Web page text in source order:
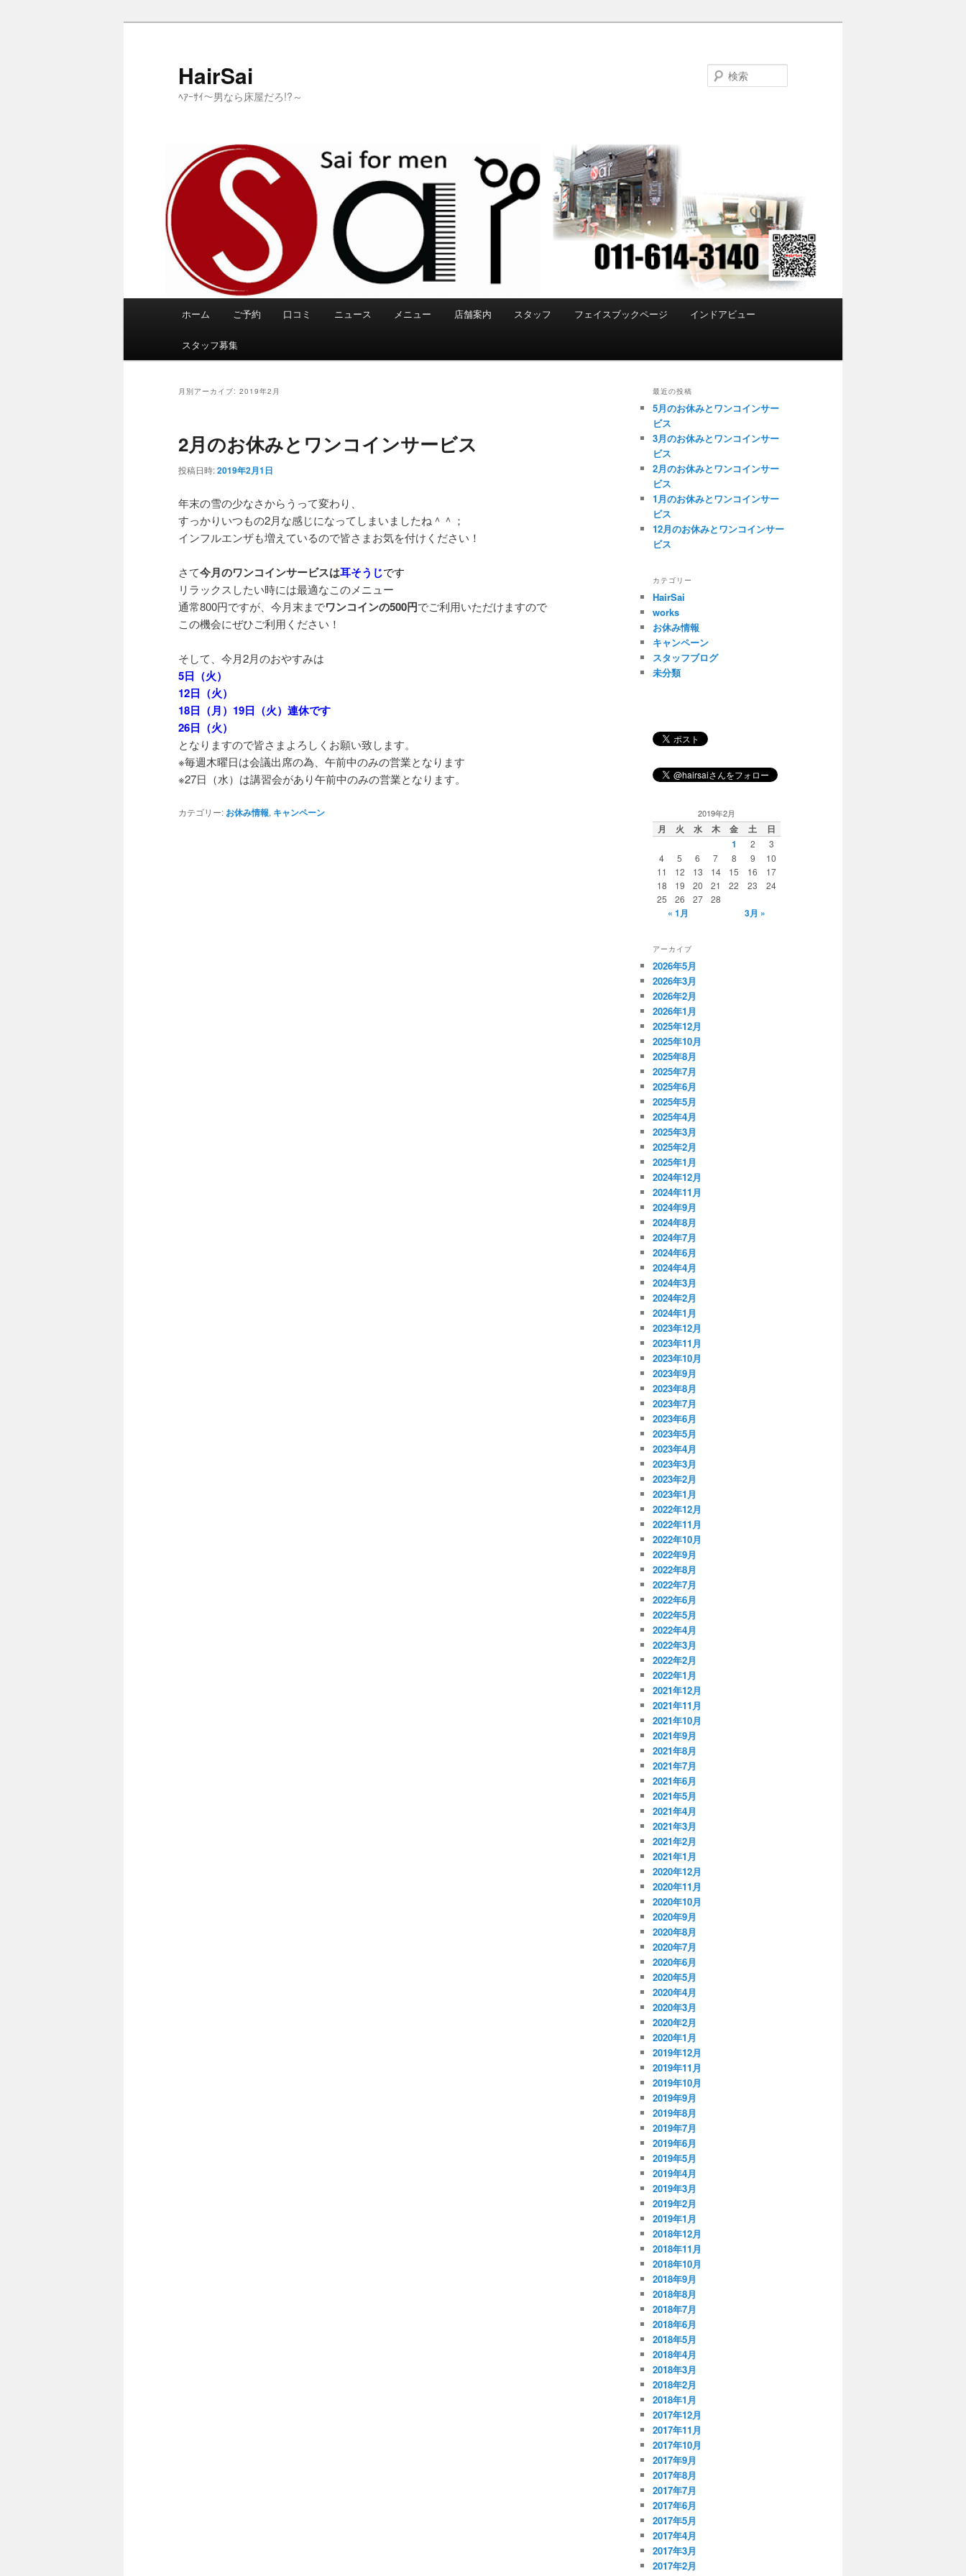
HairSai
ﾍｱｰｻｲ～男なら床屋だろ!?～
メ
ホーム ご予約 口コミ ニュース メニュー 店舗案内 スタッフ フェイスブックページ インドアビュー
スタッフ募集
月別アーカイブ: 2019年2月
2月のお休みとワンコインサービス
投稿日時:2019年2月1日
年末の雪の少なさからうって変わり、
すっかりいつもの2月な感じになってしまいましたね＾＾；
インフルエンザも増えているので皆さまお気を付けください！
さて今月のワンコインサービスは耳そうじです
リラックスしたい時には最適なこのメニュー
通常800円ですが、今月末までワンコインの500円でご利用いただけますので
この機会にぜひご利用ください！
そして、今月2月のおやすみは
5日（火）
12日（火）
18日（月）19日（火）連休です
26日（火）
となりますので皆さまよろしくお願い致します。
※毎週木曜日は会議出席の為、午前中のみの営業となります
※27日（水）は講習会があり午前中のみの営業となります。
カテゴリー: お休み情報, キャンペーン
最近の投稿
5月のお休みとワンコインサー
ビス
3月のお休みとワンコインサー
ビス
2月のお休みとワンコインサー
ビス
1月のお休みとワンコインサー
ビス
12月のお休みとワンコインサー
ビス
カテゴリー
HairSai
works
お休み情報
キャンペーン
スタッフブログ
未分類
2019年2月
月 火 水 木 金 土
日
1
2
3
4
5 6 7 8 9
10
11
12 13 14 15 16
17
18
19 20 21 22 23
24
25
26 27 28
« 1月 3月 »
アーカイブ
2026年5月
2026年3月
2026年2月
2026年1月
2025年12月
2025年10月
2025年8月
2025年7月
2025年6月
2025年5月
2025年4月
2025年3月
2025年2月
2025年1月
2024年12月
2024年11月
2024年9月
2024年8月
2024年7月
2024年6月
2024年4月
2024年3月
2024年2月
2024年1月
2023年12月
2023年11月
2023年10月
2023年9月
2023年8月
2023年7月
2023年6月
2023年5月
2023年4月
2023年3月
2023年2月
2023年1月
2022年12月
2022年11月
2022年10月
2022年9月
2022年8月
2022年7月
2022年6月
2022年5月
2022年4月
2022年3月
2022年2月
2022年1月
2021年12月
2021年11月
2021年10月
2021年9月
2021年8月
2021年7月
2021年6月
2021年5月
2021年4月
2021年3月
2021年2月
2021年1月
2020年12月
2020年11月
2020年10月
2020年9月
2020年8月
2020年7月
2020年6月
2020年5月
2020年4月
2020年3月
2020年2月
2020年1月
2019年12月
2019年11月
2019年10月
2019年9月
2019年8月
2019年7月
2019年6月
2019年5月
2019年4月
2019年3月
2019年2月
2019年1月
2018年12月
2018年11月
2018年10月
2018年9月
2018年8月
2018年7月
2018年6月
2018年5月
2018年4月
2018年3月
2018年2月
2018年1月
2017年12月
2017年11月
2017年10月
2017年9月
2017年8月
2017年7月
2017年6月
2017年5月
2017年4月
2017年3月
2017年2月